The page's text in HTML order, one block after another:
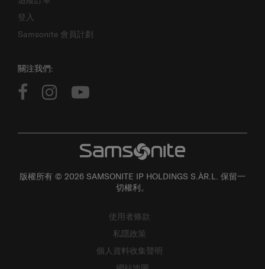
登入
Samsonite 會員計劃
切權利。
私隱政策
個人資料收集聲明
網站地圖